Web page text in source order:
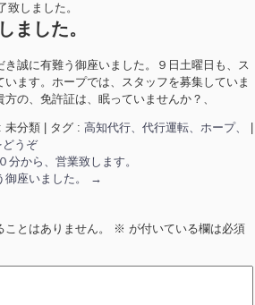
致しました。
ました。
き誠に有難う御座いました。９日土曜日も、ス
ます。ホープでは、スタッフを募集していま
の、免許証は、眠っていませんか？、
未分類 タグ : 高知代行、代行運転、ホープ、
どうぞ
分から、営業致します。
座いました。
→
とはありません。 ※ が付いている欄は必須